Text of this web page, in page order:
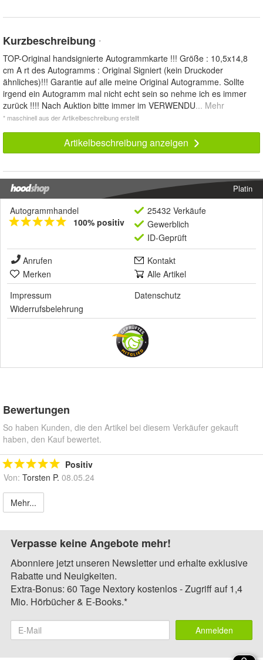
Kurzbeschreibung *
TOP-Original handsignierte Autogrammkarte !!! Größe : 10,5x14,8
cm A rt des Autogramms : Original Signiert (kein Druckoder
ähnliches)!!! Garantie auf alle meine Original Autogramme. Sollte
irgend ein Autogramm mal nicht echt sein so nehme ich es immer
zurück !!!! Nach Auktion bitte immer im VERWENDU... Mehr
* maschinell aus der Artikelbeschreibung erstellt
Artikelbeschreibung anzeigen
Platin
Autogrammhandel
100% positiv
25432 Verkäufe
Gewerblich
ID-Geprüft
Anrufen
Kontakt
Merken
Alle Artikel
Impressum
Datenschutz
Widerrufsbelehrung
Bewertungen
So haben Kunden, die den Artikel bei diesem Verkäufer gekauft
haben, den Kauf bewertet.
Positiv
Von: Torsten P. 08.05.24
Mehr...
Verpasse keine Angebote mehr!
Abonniere jetzt unseren Newsletter und erhalte exklusive
Rabatte und Neuigkeiten.
Extra-Bonus: 60 Tage Nextory kostenlos - Zugriff auf 1,4
Mio. Hörbücher & E-Books.*
Anmelden